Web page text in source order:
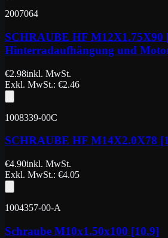
2007064
SCHRAUBE HF M12X1.75X90
Hinterradaufhängung und
€2.98inkl. MwSt.
Exkl. MwSt.: €2.46
1008339-00C
SCHRAUBE HF M14X2.0X78
€4.90inkl. MwSt.
Exkl. MwSt.: €4.05
1004357-00-A
Schraube M10x1.50x100 [10.9]